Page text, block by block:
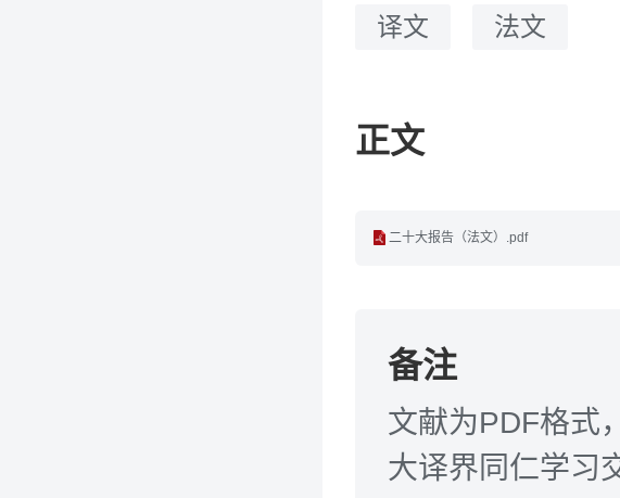
译文 法文
正文
二十大报告（法文）.pdf
备注
文献为PDF格式
大译界同仁学习